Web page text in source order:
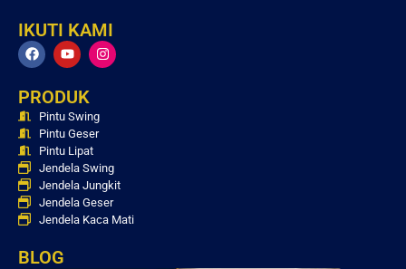
IKUTI KAMI
PRODUK
Pintu Swing
Pintu Geser
Pintu Lipat
Jendela Swing
Jendela Jungkit
Jendela Geser
Jendela Kaca Mati
BLOG